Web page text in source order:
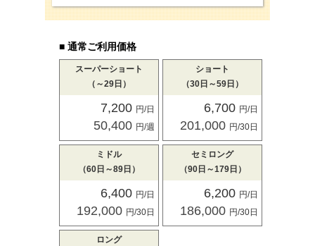
■ 通常ご利用価格
スーパーショート
（ ～29日）
7,200 円/日
50,400 円/週
ショート
（30日～59日）
6,700 円/日
201,000 円/30日
ミドル
（60日～89日）
6,400 円/日
192,000 円/30日
セミロング
（90日～179日）
6,200 円/日
186,000 円/30日
ロング